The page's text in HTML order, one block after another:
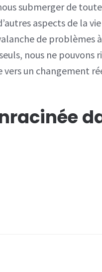
en
main
face
à
la
ambiante
submerger de
aspects de la
de problèmes
nous ne pouvons
vers un changement